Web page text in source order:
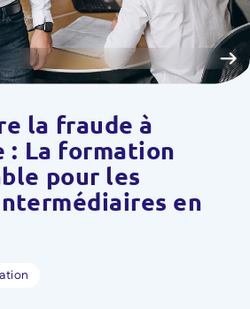
la fraude à
: La formation
pour les
en